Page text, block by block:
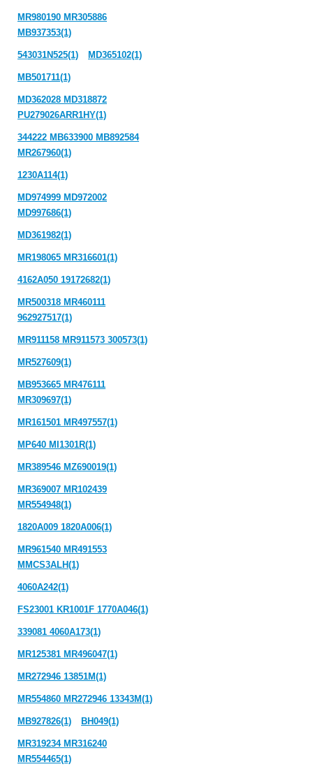
MR980190 MR305886
MB937353(1)
543031N525(1) MD365102(1)
MB501711(1)
MD362028 MD318872
PU279026ARR1HY(1)
344222 MB633900 MB892584
MR267960(1)
1230A114(1)
MD974999 MD972002
MD997686(1)
MD361982(1)
MR198065 MR316601(1)
4162A050 19172682(1)
MR500318 MR460111
962927517(1)
MR911158 MR911573 300573(1)
MR527609(1)
MB953665 MR476111
MR309697(1)
MR161501 MR497557(1)
MP640 MI1301R(1)
MR389546 MZ690019(1)
MR369007 MR102439
MR554948(1)
1820A009 1820A006(1)
MR961540 MR491553
MMCS3ALH(1)
4060A242(1)
FS23001 KR1001F 1770A046(1)
339081 4060A173(1)
MR125381 MR496047(1)
MR272946 13851M(1)
MR554860 MR272946 13343M(1)
MB927826(1) BH049(1)
MR319234 MR316240
MR554465(1)